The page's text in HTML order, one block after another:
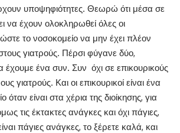
υποψηφιότητες. Θεωρώ ότι μέσα σε
να έχουν ολοκληρωθεί όλες οι
το νοσοκομείο να μην έχει πλέον
γιατρούς. Πέρσι φύγανε δύο,
έχουμε ένα συν. Συν όχι σε επικουρικούς
γιατρούς. Και οι επικουρικοί είναι ένα
είναι στα χέρια της διοίκησης, για
τις έκτακτες ανάγκες και όχι πάγιες,
πάγιες ανάγκες, το ξέρετε καλά, και